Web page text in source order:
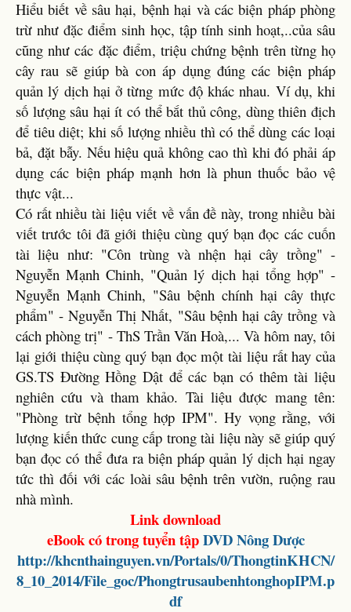
Hiểu biết về sâu hại, bệnh hại và các biện pháp phòng
trừ như đặc điểm sinh học, tập tính sinh hoạt,..của sâu
cũng như các đặc điểm, triệu chứng bệnh trên từng họ
cây rau sẽ giúp bà con áp dụng đúng các biện pháp
quản lý dịch hại ở từng mức độ khác nhau. Ví dụ, khi
số lượng sâu hại ít có thể bắt thủ công, dùng thiên địch
để tiêu diệt; khi số lượng nhiều thì có thể dùng các loại
bả, đặt bẫy. Nếu hiệu quả không cao thì khi đó phải áp
dụng các biện pháp mạnh hơn là phun thuốc bảo vệ
thực vật...
Có rất nhiều tài liệu viết về vấn đề này, trong nhiều bài
viết trước tôi đã giới thiệu cùng quý bạn đọc các cuốn
tài liệu như: "Côn trùng và nhện hại cây trồng" -
Nguyễn Mạnh Chinh, "Quản lý dịch hại tổng hợp" -
Nguyễn Mạnh Chinh, "Sâu bệnh chính hại cây thực
phẩm" - Nguyễn Thị Nhất, "Sâu bệnh hại cây trồng và
cách phòng trị" - ThS Trần Văn Hoà,... Và hôm nay, tôi
lại giới thiệu cùng quý bạn đọc một tài liệu rất hay của
GS.TS Đường Hồng Dật để các bạn có thêm tài liệu
nghiên cứu và tham khảo. Tài liệu được mang tên:
"Phòng trừ bệnh tổng hợp IPM". Hy vọng rằng, với
lượng kiến thức cung cấp trong tài liệu này sẽ giúp quý
bạn đọc có thể đưa ra biện pháp quản lý dịch hại ngay
tức thì đối với các loài sâu bệnh trên vườn, ruộng rau
nhà mình.
Link download
eBook có trong tuyển tậpDVDNông Dược
http://khcnthainguyen.vn/Portals/0/ThongtinKHCN/
8_10_2014/File_goc/PhongtrusaubenhtonghopIPM.p
df